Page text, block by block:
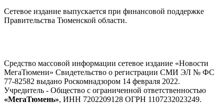
Сетевое издание выпускается при финансовой поддержке
Правительства Тюменской области.
Средство массовой информации сетевое издание «Новости
МегаТюмени» Свидетельство о регистрации СМИ ЭЛ № ФС
77-82582 выдано Роскомнадзором 14 февраля 2022.
Учредитель - Общество с ограниченной ответственностью
«МегаТюмень», ИНН 7202209128 ОГРН 1107232023249.